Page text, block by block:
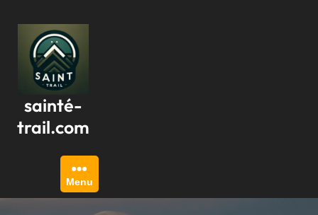
contenu
sainté-
trail.com
Menu